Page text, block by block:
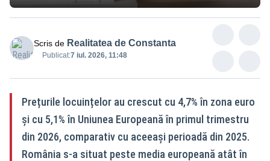
Scris de Realitatea de Constanta
Publicat:7 iul. 2026, 11:48
Prețurile locuințelor au crescut cu 4,7% în zona euro
și cu 5,1% în Uniunea Europeană în primul trimestru
din 2026, comparativ cu aceeași perioadă din 2025.
România s-a situat peste media europeană atât în